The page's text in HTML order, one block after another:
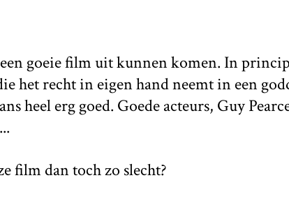
goeie film uit kunnen komen. In
het recht in eigen hand neemt in een
heel erg goed. Goede acteurs, Guy
film dan toch zo slecht?